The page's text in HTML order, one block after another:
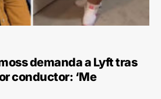
demanda a Lyft tras
conductor: ‘Me